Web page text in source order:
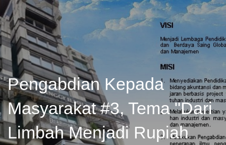
Pengabdian Kepada
Masyarakat #3, Tema "Dari
Limbah Menjadi Rupiah